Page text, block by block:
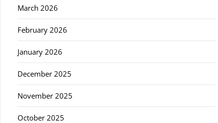
March 2026
February 2026
January 2026
December 2025
November 2025
October 2025